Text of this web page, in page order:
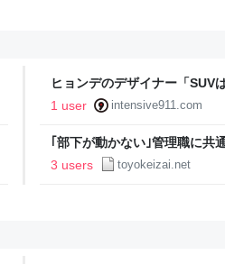
ヒョンデのデザイナー「SUV
後悔するでしょう。このまま
1 user intensive911.com
｢部下が動かない｣管理職に共
3 users
toyokeizai.net